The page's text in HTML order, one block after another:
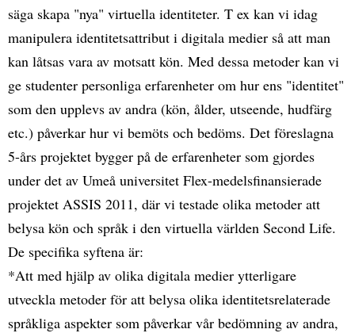
säga skapa "nya" virtuella identiteter. T ex kan vi idag
manipulera identitetsattribut i digitala medier så att man
kan låtsas vara av motsatt kön. Med dessa metoder kan vi
ge studenter personliga erfarenheter om hur ens "identitet"
som den upplevs av andra (kön, ålder, utseende, hudfärg
etc.) påverkar hur vi bemöts och bedöms. Det föreslagna
5-års projektet bygger på de erfarenheter som gjordes
under det av Umeå universitet Flex-medelsfinansierade
projektet ASSIS 2011, där vi testade olika metoder att
belysa kön och språk i den virtuella världen Second Life.
De specifika syftena är:
*Att med hjälp av olika digitala medier ytterligare
utveckla metoder för att belysa olika identitetsrelaterade
språkliga aspekter som påverkar vår bedömning av andra,